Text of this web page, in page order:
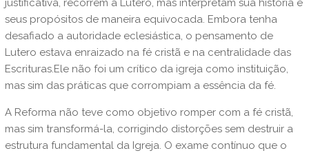
justificativa, recorrem a Lutero, mas interpretam sua história e
seus propósitos de maneira equivocada. Embora tenha
desafiado a autoridade eclesiástica, o pensamento de
Lutero estava enraizado na fé cristã e na centralidade das
Escrituras.Ele não foi um crítico da igreja como instituição,
mas sim das práticas que corrompiam a essência da fé.
A Reforma não teve como objetivo romper com a fé cristã,
mas sim transformá-la, corrigindo distorções sem destruir a
estrutura fundamental da Igreja. O exame contínuo que o